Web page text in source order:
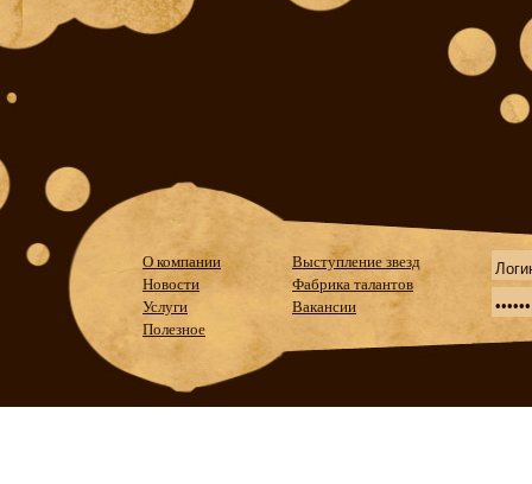
О компании
Новости
Услуги
Полезное
Выступление звезд
Фабрика талантов
Вакансии